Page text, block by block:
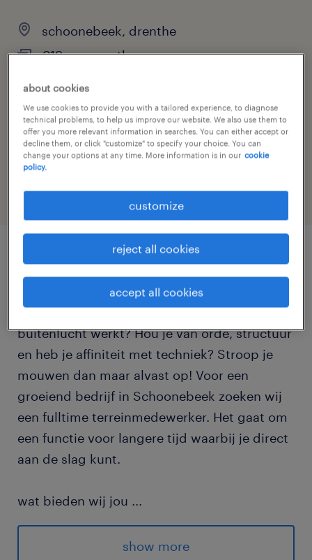
schoonebeek, drenthe
€19 per month
permanent
job category
construction, trades & mining
job details
Ben jij een echte aanpakker die het liefst in de
buitenlucht werkt? Hou je van orde, structuur
en heb je affiniteit met techniek? Stroop je
mouwen dan maar alvast op! Voor een
groeiend bedrijf in Schoonebeek zoeken wij
een fulltime terreinmedewerker. Het gaat om
een functie voor langere tijd waarbij je direct
aan de slag kunt.
wat bieden wij jou ...
Bruto uurloon vanaf € 18,95
Kans op vast contract
show more
about cookies
We use cookies to provide you with a tailored experience, to diagnose
technical problems, to help us improve our website. We also use them to
offer you more relevant information in searches. You can either accept or
decline them, or click "customize" to specify your choice. You can
change your options at any time. More information is in our cookie
policy.
customize
reject all cookies
accept all cookies